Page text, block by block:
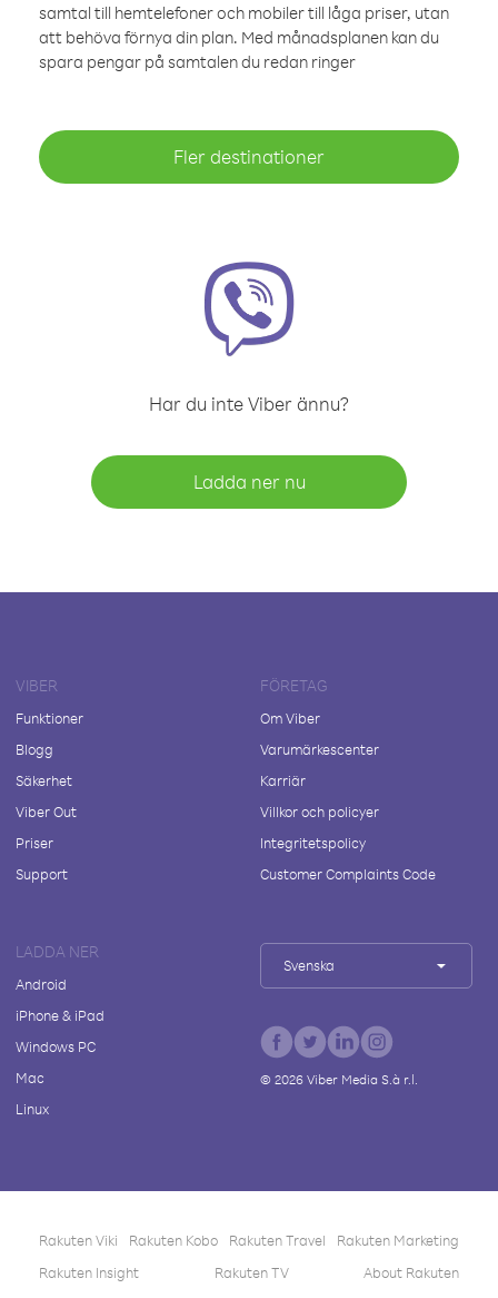
samtal till hemtelefoner och mobiler till låga priser, utan
att behöva förnya din plan. Med månadsplanen kan du
spara pengar på samtalen du redan ringer
Fler destinationer
Har du inte Viber ännu?
Ladda ner nu
VIBER
Funktioner
Blogg
Säkerhet
Viber Out
Priser
Support
FÖRETAG
Om Viber
Varumärkescenter
Karriär
Villkor och policyer
Integritetspolicy
Customer Complaints Code
LADDA NER
Android
iPhone & iPad
Windows PC
Mac
Linux
Svenska
© 2026Viber Media S.à r.l.
Rakuten Viki Rakuten Kobo Rakuten Travel
Rakuten Marketing
Rakuten Insight
Rakuten TV About Rakuten